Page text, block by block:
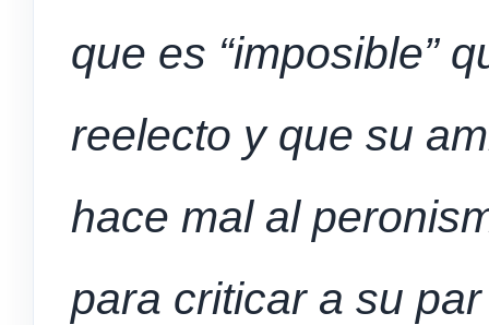
que es “imposible”
reelecto y que su
hace mal al
para criticar a su